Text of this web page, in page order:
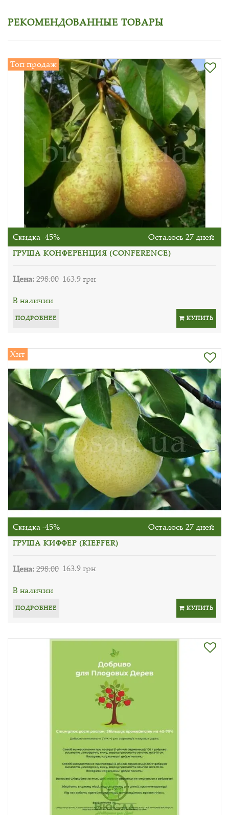
РЕКОМЕНДОВАННЫЕ ТОВАРЫ
Топ продаж
Скидка -45% Осталось 27 дней
ГРУША КОНФЕРЕНЦИЯ (CONFERENCE)
Цена:298.00 163.9 грн
В наличии
ПОДРОБНЕЕ КУПИТЬ
Хит
Скидка -45% Осталось 27 дней
ГРУША КИФФЕР (KIEFFER)
Цена:298.00 163.9 грн
В наличии
ПОДРОБНЕЕ КУПИТЬ